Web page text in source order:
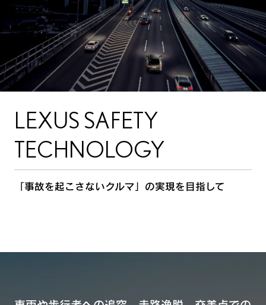
街中での安全運転支援 -
衝突回避を支援する
街中での安全運転支援 -
スムーズな運転を支援する
車線や車間の維持を支援する
後方車両からの安心をサポート
駐車場での安全サポート
夜間の視認性向上
LEXUS SAFETY
TECHNOLOGY
「事故を起こさないクルマ」の実現を目指して